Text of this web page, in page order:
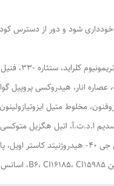
شود و دور از دسترس
ستئاریل الکل،
عصاره انار، هیدروکسی پروپیل
مخلوط متیل
سدیم ا.د.ت.آ، اتیل هگزیل
پروپیل پارابن، پی ای جی ۴۰- هیدروژنیتد